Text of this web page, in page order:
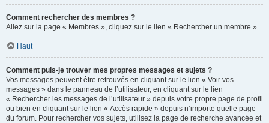
Comment rechercher des membres ?
Allez sur la page « Membres », cliquez sur le lien « Rechercher un membre ».
Haut
Comment puis-je trouver mes propres messages et sujets ?
Vos messages peuvent être retrouvés en cliquant sur le lien « Voir vos
messages » dans le panneau de l’utilisateur, en cliquant sur le lien
« Rechercher les messages de l’utilisateur » depuis votre propre page de profil
ou bien en cliquant sur le lien « Accès rapide » depuis n’importe quelle page
du forum. Pour rechercher vos sujets, utilisez la page de recherche avancée et